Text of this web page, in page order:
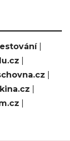
|